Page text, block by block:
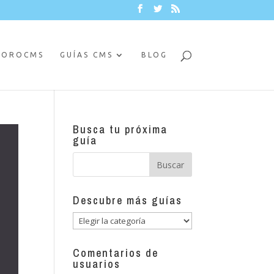
GUÍAS CMS BLOG
Busca tu próxima
guía
Descubre más guías
Descubre
guías
Comentarios de
usuarios